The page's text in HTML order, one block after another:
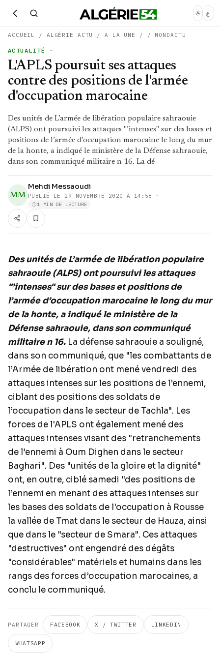
ع
ACCUEIL / ALGÉRIE ACTU /A LA UNE / / MONDACTU
ACTUALITÉ ·
L'APLS poursuit ses attaques
contre des positions de l'armée
d'occupation marocaine
Des unités de L’armée de libération populaire sahraouie
(ALPS) ont poursuivi les attaques "’intenses" sur des bases et
positions de l’armée d’occupation marocaine le long du mur
de la honte, a indiqué le ministère de la Défense sahraouie,
dans son communiqué militaire n 16. La dé
MM
Mehdi Messaoudi
PUBLIÉ LE 29 NOVEMBRE 2020 À 14:58 ·
1 MIN DE LECTURE
Des unités de L’armée de libération populaire
sahraouie (ALPS) ont poursuivi les attaques
"’intenses" sur des bases et positions de
l’armée d’occupation marocaine le long du mur
de la honte, a indiqué le ministère de la
Défense sahraouie, dans son communiqué
militaire n 16. La défense sahraouie a souligné,
dans son communiqué, que "les combattants de
l’Armée de libération ont mené vendredi des
attaques intenses sur les positions de l’ennemi,
ciblant des positions des soldats de
l’occupation dans le secteur de Tachla". Les
forces de l'APLS ont également mené des
attaques intenses visant des "retranchements
de l’ennemi à Oum Dighen dans le secteur
Baghari". Des "unités de la gloire et la dignité"
ont, en outre, ciblé samedi "des positions de
l’ennemi en menant des attaques intenses sur
les bases des soldats de l'occupation à Rousse
la vallée de Tmat dans le secteur de Hauza, ainsi
que dans le "secteur de Smara". Ces attaques
"destructives" ont engendré des dégâts
"considérables" matériels et humains dans les
rangs des forces d’occupation marocaines, a
conclu le communiqué.
PARTAGER FACEBOOK X / TWITTER LINKEDIN
WHATSAPP